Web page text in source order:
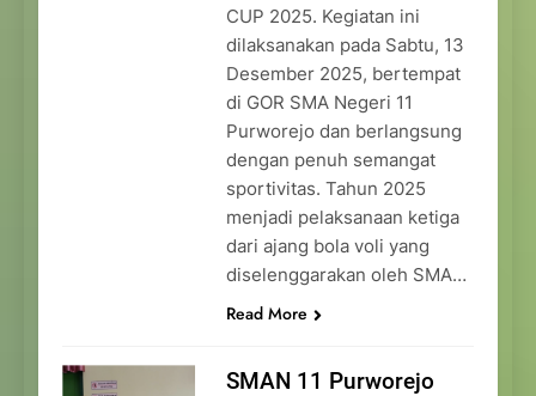
CUP 2025. Kegiatan ini
dilaksanakan pada Sabtu, 13
Desember 2025, bertempat
di GOR SMA Negeri 11
Purworejo dan berlangsung
dengan penuh semangat
sportivitas. Tahun 2025
menjadi pelaksanaan ketiga
dari ajang bola voli yang
diselenggarakan oleh SMA…
Read More
SMAN 11 Purworejo